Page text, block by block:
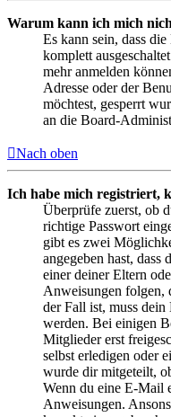
Warum kann ich mich
Es kann sein, dass
komplett
mehr anmelden
Adresse oder der
möchtest, gesperrt
an die Board-
Nach oben
Ich habe mich registriert,
Überprüfe zuerst, ob
richtige Passwort
gibt es zwei
angegeben hast, dass
einer deiner Eltern
Anweisungen folgen,
der Fall ist, muss
werden. Bei einigen
Mitglieder erst
selbst erledigen oder
wurde dir mitgeteilt,
Wenn du eine E-Mail
Anweisungen.